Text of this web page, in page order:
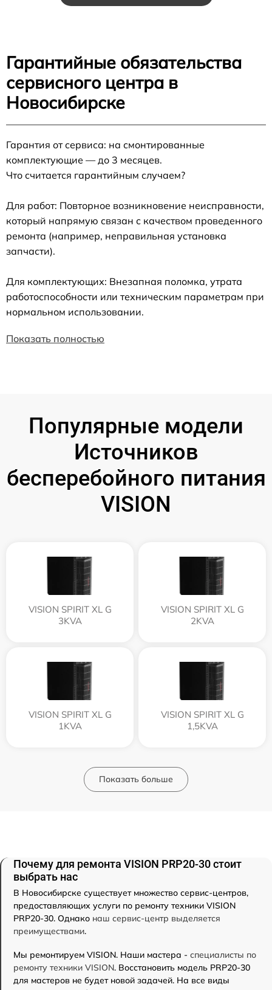
Гарантийные обязательства
сервисного центра в
Новосибирске
Гарантия от сервиса: на смонтированные
комплектующие — до 3 месяцев.
Что считается гарантийным случаем?
Для работ: Повторное возникновение неисправности,
который напрямую связан с качеством проведенного
ремонта (например, неправильная установка
запчасти).
Для комплектующих: Внезапная поломка, утрата
работоспособности или техническим параметрам при
нормальном использовании.
Показать полностью
Популярные модели
Источников
бесперебойного питания
VISION
VISION SPIRIT XL G
3KVA
VISION SPIRIT XL G
2KVA
VISION SPIRIT XL G
1KVA
VISION SPIRIT XL G
1,5KVA
Показать больше
Почему для ремонта VISION PRP20-30 стоит
выбрать нас
В Новосибирске существует множество сервис-центров,
предоставляющих услуги по ремонту техники VISION
PRP20-30. Однако наш сервис-центр выделяется
преимуществами.
Мы ремонтируем VISION. Наши мастера - специалисты по
ремонту техники VISION. Восстановить модель PRP20-30
для мастеров не будет новой задачей. На все виды